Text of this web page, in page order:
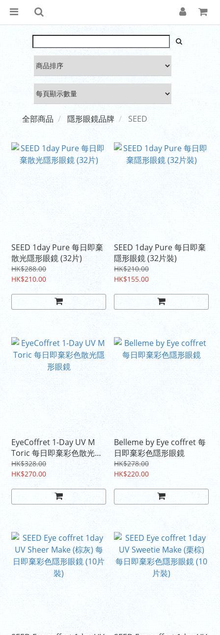
全部商品 隱形眼鏡品牌 SEED
SEED 1day Pure 每日即棄
散光隱形眼鏡 (32片)
HK$288.00
HK$210.00
SEED 1day Pure 每日即棄
隱形眼鏡 (32片裝)
HK$210.00
HK$155.00
EyeCoffret 1-Day UV M
Toric 每日即棄彩色散光隱
形眼鏡
HK$328.00
HK$270.00
Belleme by Eye coffret 每
日即棄彩色隱形眼鏡
HK$278.00
HK$220.00